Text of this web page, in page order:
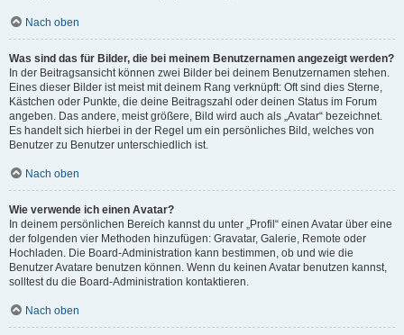
Nach oben
Was sind das für Bilder, die bei meinem Benutzernamen angezeigt werden?
In der Beitragsansicht können zwei Bilder bei deinem Benutzernamen stehen.
Eines dieser Bilder ist meist mit deinem Rang verknüpft: Oft sind dies Sterne,
Kästchen oder Punkte, die deine Beitragszahl oder deinen Status im Forum
angeben. Das andere, meist größere, Bild wird auch als „Avatar“ bezeichnet.
Es handelt sich hierbei in der Regel um ein persönliches Bild, welches von
Benutzer zu Benutzer unterschiedlich ist.
Nach oben
Wie verwende ich einen Avatar?
In deinem persönlichen Bereich kannst du unter „Profil“ einen Avatar über eine
der folgenden vier Methoden hinzufügen: Gravatar, Galerie, Remote oder
Hochladen. Die Board-Administration kann bestimmen, ob und wie die
Benutzer Avatare benutzen können. Wenn du keinen Avatar benutzen kannst,
solltest du die Board-Administration kontaktieren.
Nach oben